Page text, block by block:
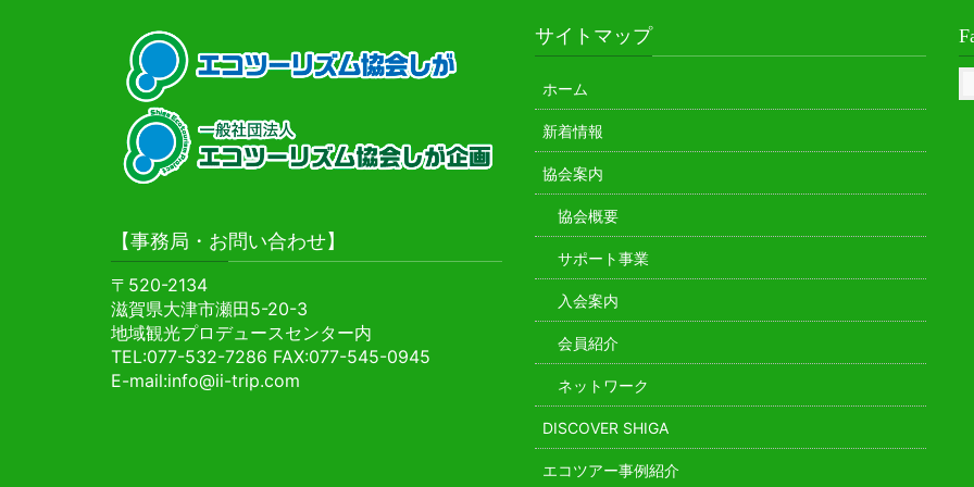
【事務局・お問い合わせ】
〒520-2134
滋賀県大津市瀬田5-20-3
地域観光プロデュースセンター内
TEL:077-532-7286 FAX:077-545-0945
E-mail:info@ii-trip.com
サイトマップ
ホーム
新着情報
協会案内
協会概要
サポート事業
入会案内
会員紹介
ネットワーク
DISCOVER SHIGA
エコツアー事例紹介